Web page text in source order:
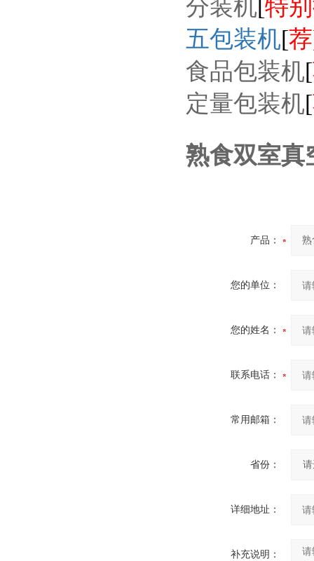
分装机 特
五包装机[荐
食品包装机[
定量包装机[
熟食双室真
产品：
您的单位：
您的姓名：
联系电话：
常用邮箱：
省份：
详细地址：
补充说明：